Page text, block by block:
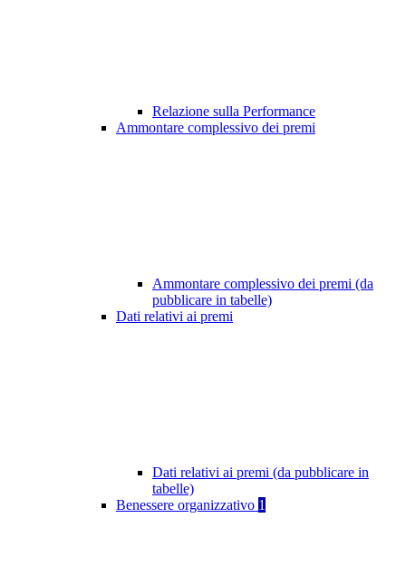
Relazione sulla Performance
Ammontare complessivo dei premi
Ammontare complessivo dei premi (da
pubblicare in tabelle)
Dati relativi ai premi
Dati relativi ai premi (da pubblicare in
tabelle)
Benessere organizzativo 1